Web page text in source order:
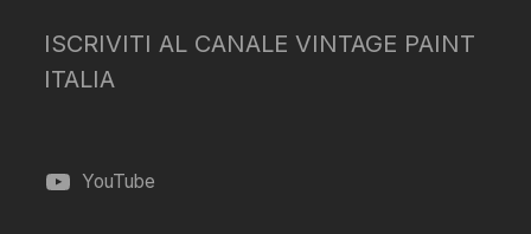
ISCRIVITI AL CANALE VINTAGE PAINT
ITALIA
YouTube